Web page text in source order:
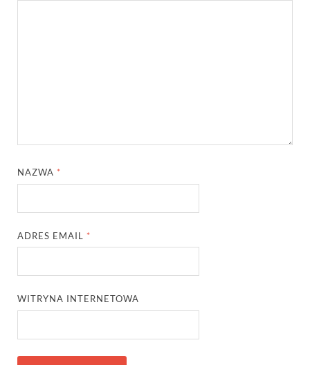
NAZWA *
ADRES EMAIL *
WITRYNA INTERNETOWA